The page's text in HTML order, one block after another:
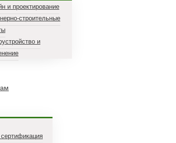
и проектирование
строительные
и